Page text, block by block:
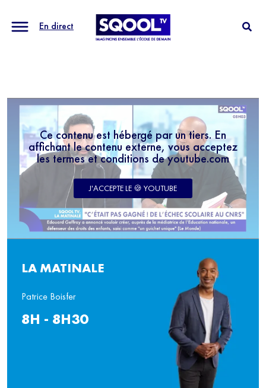
En direct
Ce contenu est hébergé par un tiers. En
affichant le contenu externe, vous acceptez
les termes et conditions de youtube.com
J'ACCEPTE LE 🍪 YOUTUBE
LA MATINALE
Patrice Boisfer
8H - 8H30